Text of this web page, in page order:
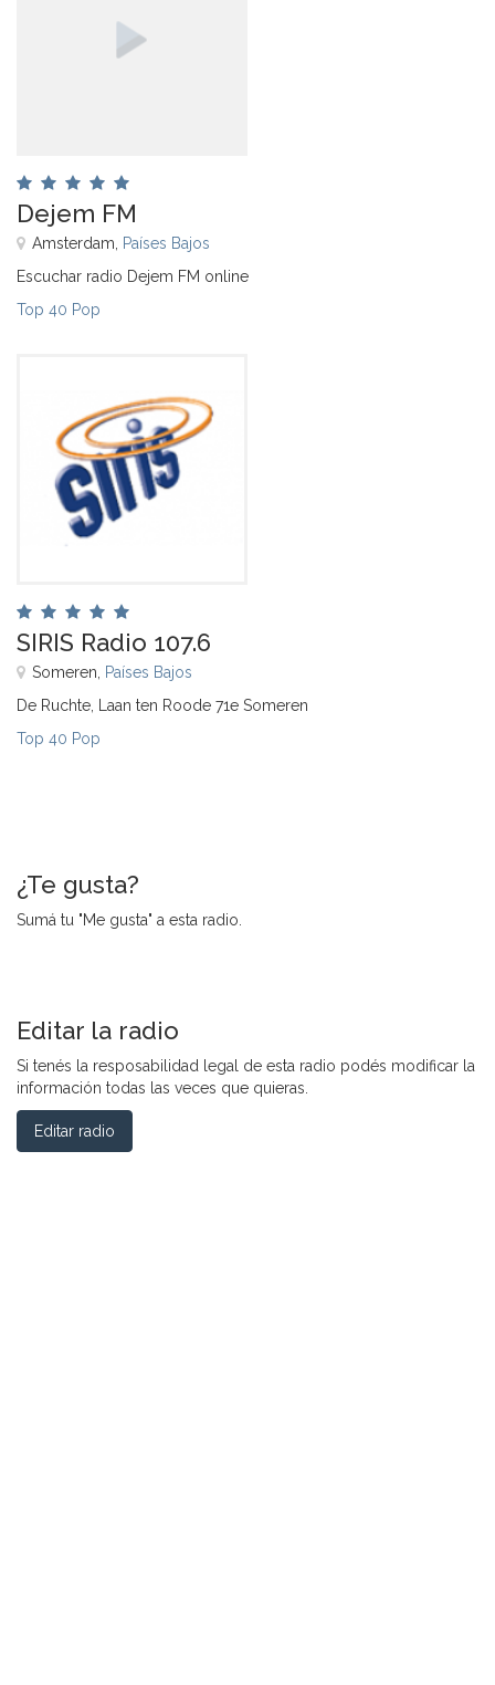
Dejem FM
Amsterdam, Países Bajos
Escuchar radio Dejem FM online
Top 40 Pop
SIRIS Radio 107.6
Someren, Países Bajos
De Ruchte, Laan ten Roode 71e Someren
Top 40 Pop
¿Te gusta?
Sumá tu "Me gusta" a esta radio.
Editar la radio
Si tenés la resposabilidad legal de esta radio podés modificar la
información todas las veces que quieras.
Editar radio